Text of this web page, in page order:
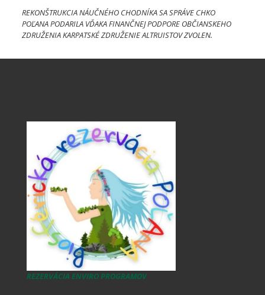
REKONŠTRUKCIA NÁUČNÉHO CHODNÍKA SA SPRÁVE CHKO
POĽANA PODARILA VĎAKA FINANČNEJ PODPORE OBČIANSKEHO
ZDRUŽENIA KARPATSKÉ ZDRUŽENIE ALTRUISTOV ZVOLEN.
REZERVÁCIA ENVIRO PROGRAMOV